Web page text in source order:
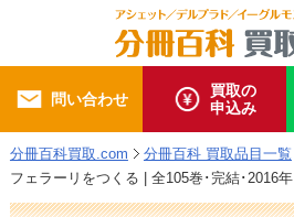
問い合わせ
買取の
申込み
分冊百科買取.com 分冊百科 買取品目一覧
フェラーリをつくる | 全105巻･完結･2016